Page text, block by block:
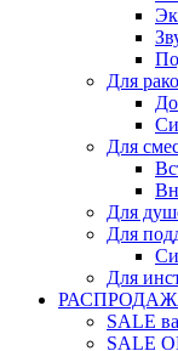
Для
Для
Для
Для
Для
SALE
SALE